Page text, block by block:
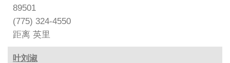
89501
(775) 324-4550
距离 英里
叶刘淑